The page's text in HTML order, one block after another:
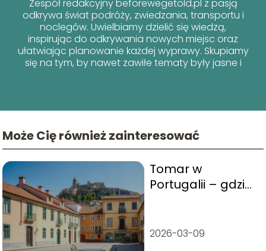
Zespół redakcyjny beforewegetold.pl z pasją
odkrywa świat podróży, zwiedzania, transportu i
noclegów. Uwielbiamy dzielić się wiedzą,
inspirując do odkrywania nowych miejsc oraz
ułatwiając planowanie każdej wyprawy. Skupiamy
się na tym, by nawet zawiłe tematy były jasne i
Może Cię również zainteresować
Tomar w
Portugalii – gdzie
2026-03-09